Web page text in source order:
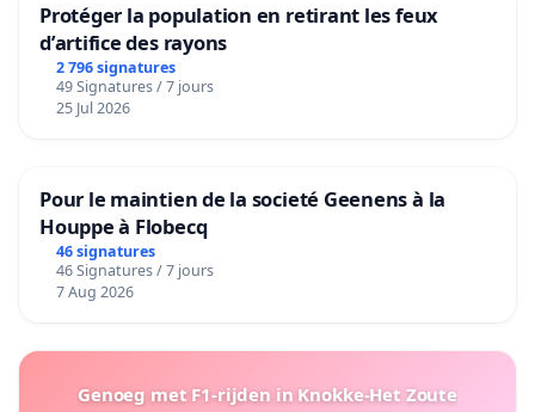
Protéger la population en retirant les feux
d’artifice des rayons
2 796 signatures
49 Signatures / 7 jours
25 Jul 2026
Pour le maintien de la societé Geenens à la
Houppe à Flobecq
46 signatures
46 Signatures / 7 jours
7 Aug 2026
Genoeg met F1-rijden in Knokke-Het Zoute